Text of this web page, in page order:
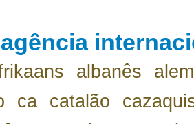
agência
albanês
ca catalão